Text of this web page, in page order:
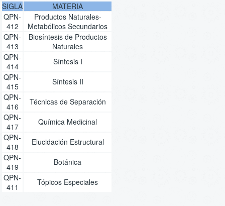
SIGLA
MATERIA
QPN-
412
Productos Naturales-
Metabólicos Secundarios
QPN-
413
Biosíntesis de Productos
Naturales
QPN-
414
Síntesis I
QPN-
415
Síntesis II
QPN-
416
Técnicas de Separación
QPN-
417
Química Medicinal
QPN-
418
Elucidación Estructural
QPN-
419
Botánica
QPN-
411
Tópicos Especiales